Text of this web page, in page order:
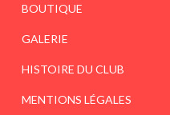
BOUTIQUE
GALERIE
HISTOIRE DU CLUB
MENTIONS LÉGALES